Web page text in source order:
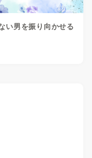
い男を振り向かせる